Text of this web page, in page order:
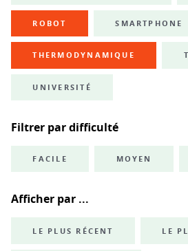
ROBOT SMARTPHONE
THERMODYNAMIQUE
UNIVERSITÉ
Filtrer par difficulté
FACILE MOYEN
Afficher par ...
LE PLUS RÉCENT LE